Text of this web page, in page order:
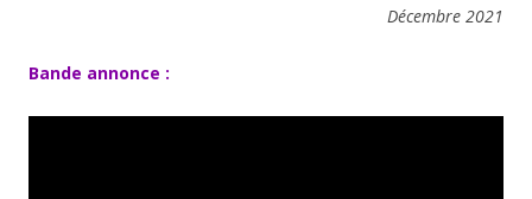
Décembre 2021
Bande annonce :